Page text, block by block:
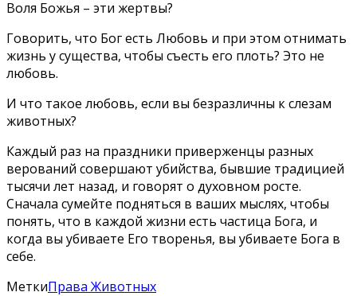
Воля Божья – эти жертвы?
Говорить, что Бог есть Любовь и при этом отнимать
жизнь у существа, чтобы съесть его плоть? Это не
любовь.
И что такое любовь, если вы безразличны к слезам
животных?
Каждый раз на праздники приверженцы разных
верований совершают убийства, бывшие традицией
тысячи лет назад, и говорят о духовном росте.
Сначала сумейте подняться в ваших мыслях, чтобы
понять, что в каждой жизни есть частица Бога, и
когда вы убиваете Его творенья, вы убиваете Бога в
себе.
МеткиПрава Животных